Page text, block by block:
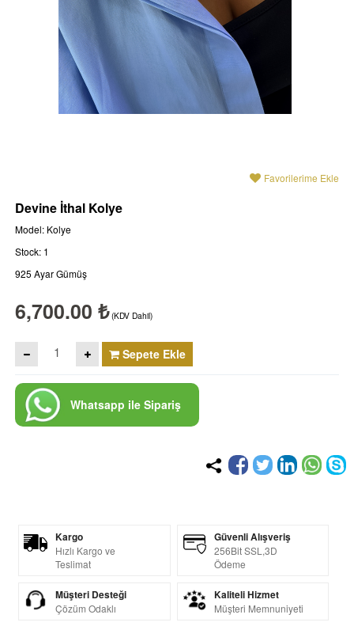
Favorilerime Ekle
Devine İthal Kolye
Model: Kolye
Stock: 1
925 Ayar Gümüş
6,700.00 ₺ (KDV Dahil)
Sepete Ekle
Whatsapp ile Sipariş
Kargo
Hızlı Kargo ve
Teslimat
Güvenli Alışveriş
256Bit SSL,3D
Ödeme
Müşteri Desteği
Çözüm Odaklı
Kaliteli Hizmet
Müşteri Memnuniyeti